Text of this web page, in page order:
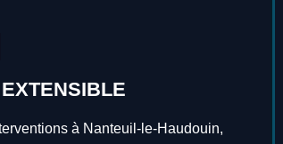
à Nanteuil-le-Haudouin,